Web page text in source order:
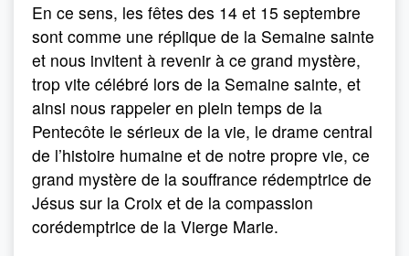
En ce sens, les fêtes des 14 et 15 septembre
sont comme une réplique de la Semaine sainte
et nous invitent à revenir à ce grand mystère,
trop vite célébré lors de la Semaine sainte, et
ainsi nous rappeler en plein temps de la
Pentecôte le sérieux de la vie, le drame central
de l’histoire humaine et de notre propre vie, ce
grand mystère de la souffrance rédemptrice de
Jésus sur la Croix et de la compassion
corédemptrice de la Vierge Marie.